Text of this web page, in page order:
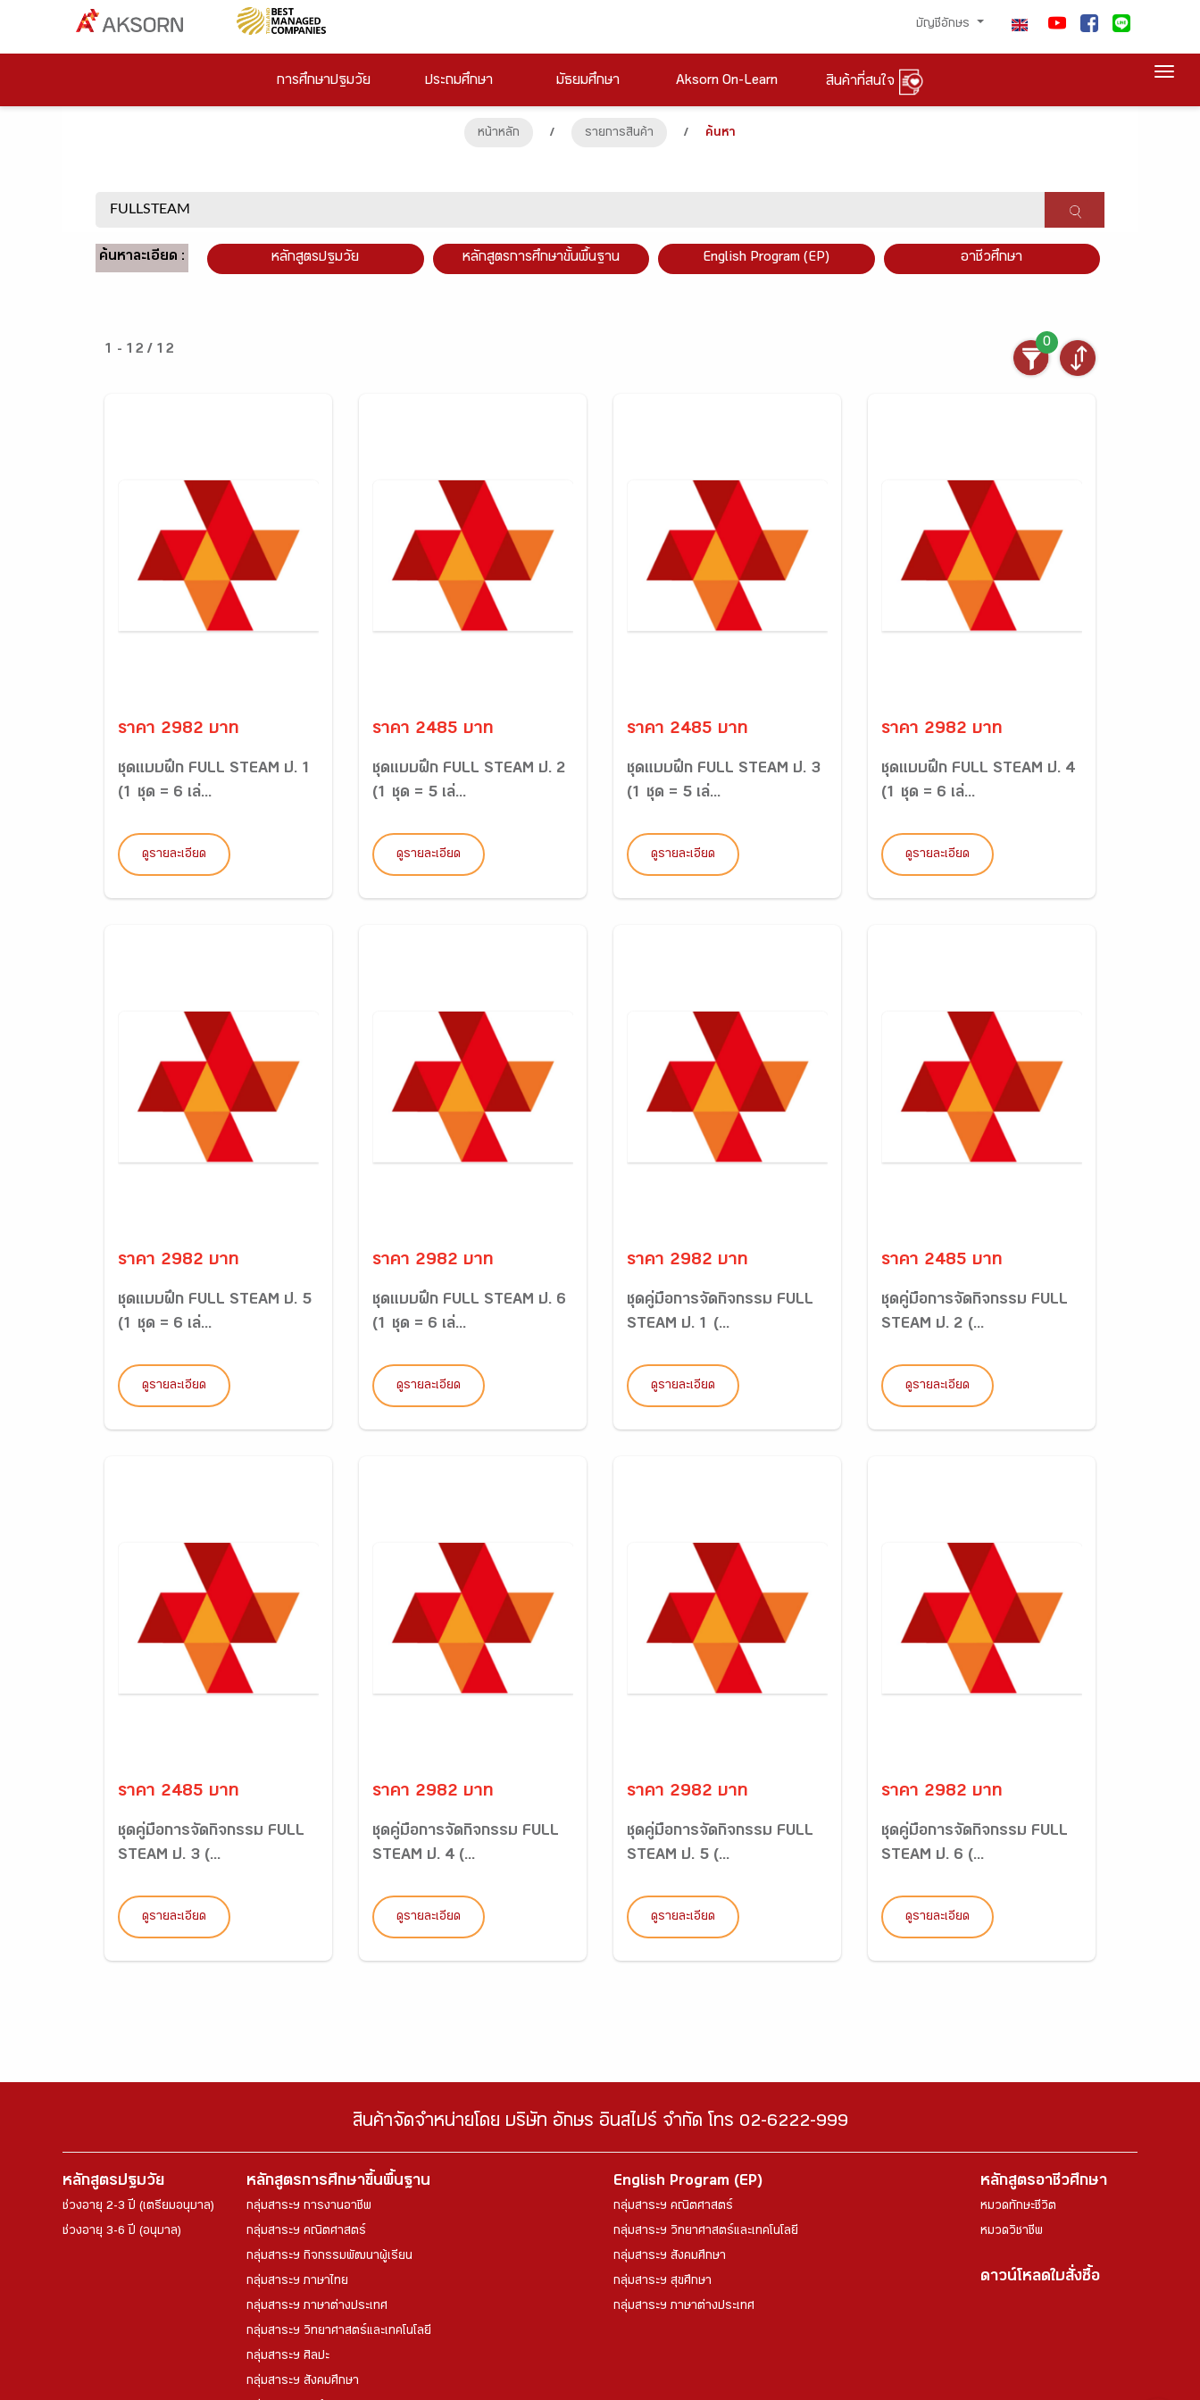
บัญชีอักษร
การศึกษาปฐมวัย ประถมศึกษา มัธยมศึกษา Aksorn On-Learn สินค้าที่สนใจ
หน้าหลัก / รายการสินค้า / ค้นหา
ค้นหาละเอียด : หลักสูตรปฐมวัย หลักสูตรการศึกษาขั้นพื้นฐาน English Program (EP) อาชีวศึกษา
1 - 12 / 12
0
ราคา 2982 บาท
ชุดแบบฝึก FULL STEAM ป. 1
(1 ชุด = 6 เล่...
ดูรายละเอียด
ราคา 2485 บาท
ชุดแบบฝึก FULL STEAM ป. 2
(1 ชุด = 5 เล่...
ดูรายละเอียด
ราคา 2485 บาท
ชุดแบบฝึก FULL STEAM ป. 3
(1 ชุด = 5 เล่...
ดูรายละเอียด
ราคา 2982 บาท
ชุดแบบฝึก FULL STEAM ป. 4
(1 ชุด = 6 เล่...
ดูรายละเอียด
ราคา 2982 บาท
ชุดแบบฝึก FULL STEAM ป. 5
(1 ชุด = 6 เล่...
ดูรายละเอียด
ราคา 2982 บาท
ชุดแบบฝึก FULL STEAM ป. 6
(1 ชุด = 6 เล่...
ดูรายละเอียด
ราคา 2982 บาท
ชุดคู่มือการจัดกิจกรรม FULL
STEAM ป. 1 (...
ดูรายละเอียด
ราคา 2485 บาท
ชุดคู่มือการจัดกิจกรรม FULL
STEAM ป. 2 (...
ดูรายละเอียด
ราคา 2485 บาท
ชุดคู่มือการจัดกิจกรรม FULL
STEAM ป. 3 (...
ดูรายละเอียด
ราคา 2982 บาท
ชุดคู่มือการจัดกิจกรรม FULL
STEAM ป. 4 (...
ดูรายละเอียด
ราคา 2982 บาท
ชุดคู่มือการจัดกิจกรรม FULL
STEAM ป. 5 (...
ดูรายละเอียด
ราคา 2982 บาท
ชุดคู่มือการจัดกิจกรรม FULL
STEAM ป. 6 (...
ดูรายละเอียด
สินค้าจัดจำหน่ายโดย บริษัท อักษร อินสไปร์ จำกัด โทร 02-6222-999
หลักสูตรปฐมวัย
ช่วงอายุ 2-3 ปี (เตรียมอนุบาล)
ช่วงอายุ 3-6 ปี (อนุบาล)
หลักสูตรการศึกษาขึ้นพื้นฐาน
กลุ่มสาระฯ การงานอาชีพ
กลุ่มสาระฯ คณิตศาสตร์
กลุ่มสาระฯ กิจกรรมพัฒนาผู้เรียน
กลุ่มสาระฯ ภาษาไทย
กลุ่มสาระฯ ภาษาต่างประเทศ
กลุ่มสาระฯ วิทยาศาสตร์และเทคโนโลยี
กลุ่มสาระฯ ศิลปะ
กลุ่มสาระฯ สังคมศึกษา
English Program (EP)
กลุ่มสาระฯ คณิตศาสตร์
กลุ่มสาระฯ วิทยาศาสตร์และเทคโนโลยี
กลุ่มสาระฯ สังคมศึกษา
กลุ่มสาระฯ สุขศึกษา
กลุ่มสาระฯ ภาษาต่างประเทศ
หลักสูตรอาชีวศึกษา
หมวดทักษะชีวิต
หมวดวิชาชีพ
ดาวน์โหลดใบสั่งซื้อ